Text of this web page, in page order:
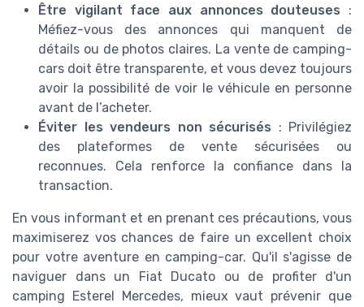
Être vigilant face aux annonces douteuses :
Méfiez-vous des annonces qui manquent de
détails ou de photos claires. La vente de camping-
cars doit être transparente, et vous devez toujours
avoir la possibilité de voir le véhicule en personne
avant de l’acheter.
Éviter les vendeurs non sécurisés : Privilégiez
des plateformes de vente sécurisées ou
reconnues. Cela renforce la confiance dans la
transaction.
En vous informant et en prenant ces précautions, vous
maximiserez vos chances de faire un excellent choix
pour votre aventure en camping-car. Qu'il s'agisse de
naviguer dans un Fiat Ducato ou de profiter d'un
camping Esterel Mercedes, mieux vaut prévenir que